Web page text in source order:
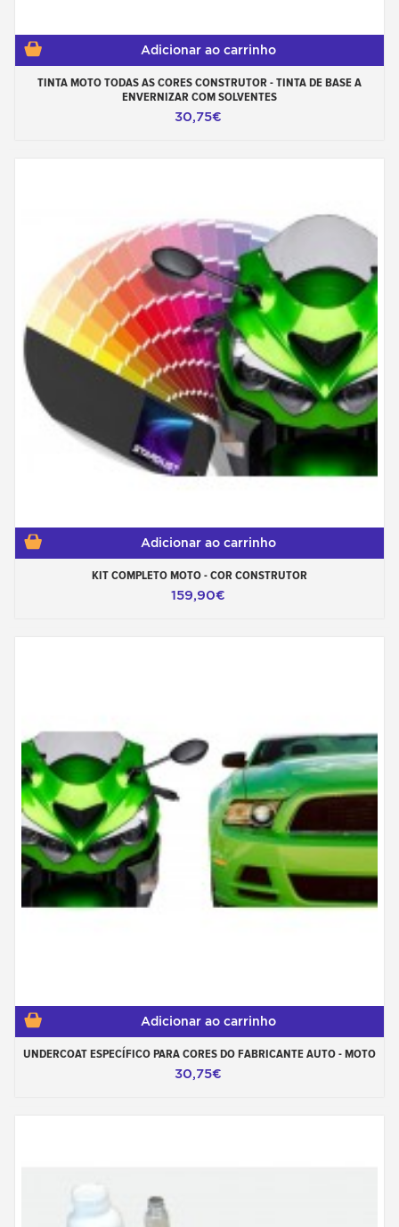
Adicionar ao carrinho
TINTA MOTO TODAS AS CORES CONSTRUTOR - TINTA DE BASE A
ENVERNIZAR COM SOLVENTES
30,75€
Adicionar ao carrinho
KIT COMPLETO MOTO - COR CONSTRUTOR
159,90€
Adicionar ao carrinho
UNDERCOAT ESPECÍFICO PARA CORES DO FABRICANTE AUTO - MOTO
30,75€